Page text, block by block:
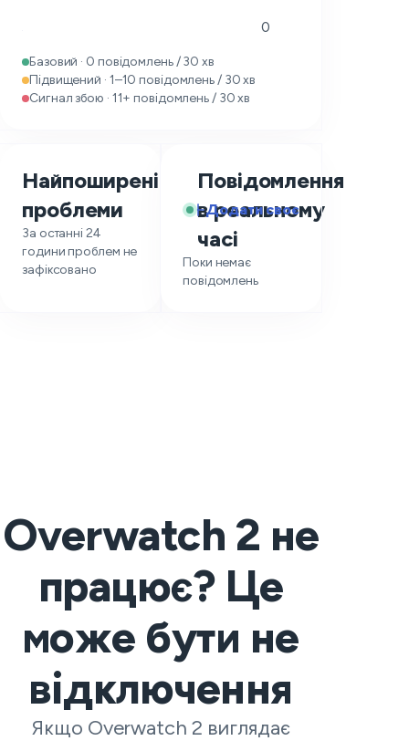
0
Базовий · 0 повідомлень / 30 хв
Підвищений · 1–10 повідомлень / 30 хв
Сигнал збою · 11+ повідомлень / 30 хв
Найпоширеніші
проблеми
За останні 24
години проблем не
зафіксовано
Повідомлення
в реальному
часі
Додати своє
Поки немає
повідомлень
Overwatch 2 не
працює? Це
може бути не
відключення
Якщо Overwatch 2 виглядає